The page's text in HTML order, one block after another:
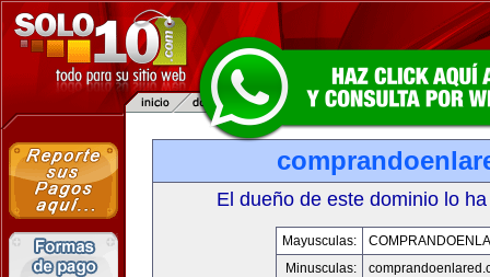
El dueño de este dominio lo
Mayusculas:
Minusculas: